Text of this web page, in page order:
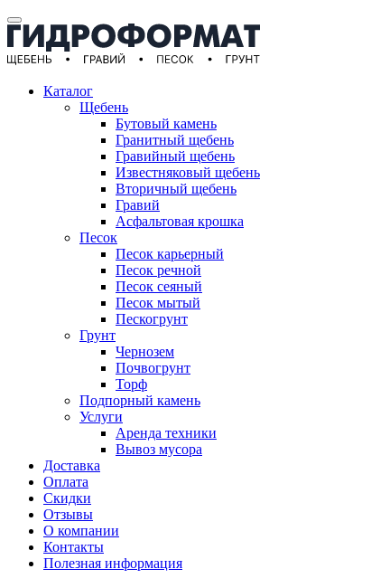
Каталог
Щебень
Бутовый камень
Гранитный щебень
Гравийный щебень
Известняковый щебень
Вторичный щебень
Гравий
Асфальтовая крошка
Песок
Песок карьерный
Песок речной
Песок сеяный
Песок мытый
Пескогрунт
Грунт
Чернозем
Почвогрунт
Торф
Подпорный камень
Услуги
Аренда техники
Вывоз мусора
Доставка
Оплата
Скидки
Отзывы
О компании
Контакты
Полезная информация